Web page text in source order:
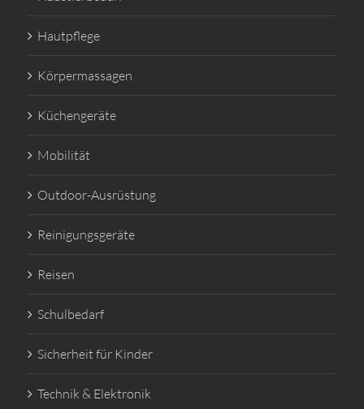
Hautpflege
Körpermassagen
Küchengeräte
Mobilität
Outdoor-Ausrüstung
Reinigungsgeräte
Reisen
Schulbedarf
Sicherheit für Kinder
Technik & Elektronik